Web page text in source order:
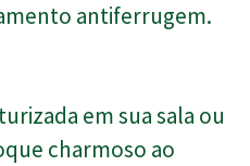
antiferrugem.
em sua sala ou
charmoso ao